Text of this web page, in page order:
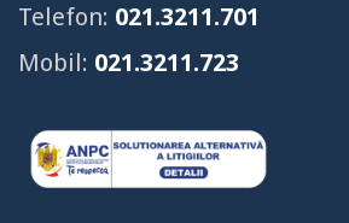
Telefon: 021.3211.701
Mobil: 021.3211.723